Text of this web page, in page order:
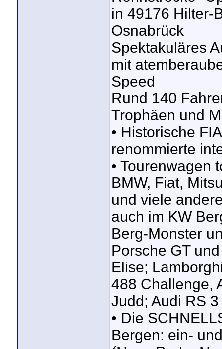
in 49176 Hilter-
Osnabrück
Spektakuläres
mit
Speed
Rund 140
Trophäen und
• Historische
renommierte
• Tourenwagen
BMW, Fiat,
und viele
auch im KW
Berg-Monster
Porsche GT
Elise;
488 Challenge,
Judd; Audi RS
• Die
Bergen: ein-